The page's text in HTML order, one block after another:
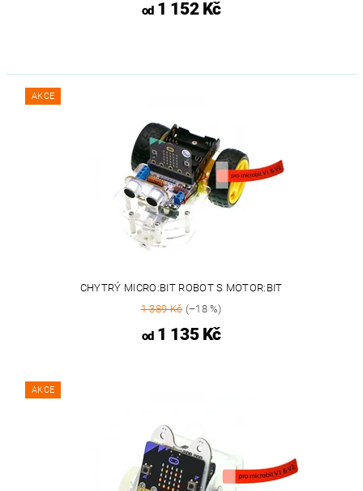
od1 152 Kč
AKCE
CHYTRÝ MICRO:BIT ROBOT S MOTOR:BIT
1 389 Kč(–18 %)
od1 135 Kč
AKCE